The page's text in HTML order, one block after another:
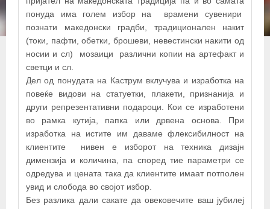
понуда има голем избор на врамени сувенири
познати македонски градби, традиционален накит
(токи, пафти, обетки, брошеви, невестински накити од
носии и сл) мозаици различни копии на артефакт и
светци и сл.
Дел од понудата на Каструм вклучува и изработка на
повеќе видови на статуетки, плакети, признанија и
други репрезентативни подароци. Кои се изработени
во рамка кутија, папка или дрвена основа. При
изработка на истите им даваме флексибилност на
клиентите нивен е изборот на техника дизајн
димензија и количина, па според тие параметри се
одредува и цената така да клиентите имаат потполен
увид и слобода во својот избор.
Без разлика дали сакате да овековечите ваш јубилеј
КАСТРУМ ДОО
×
+
−